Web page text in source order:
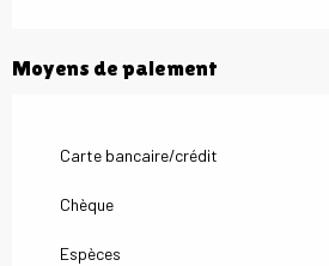
Moyens de paiement
Carte bancaire/crédit
Chèque
Espèces